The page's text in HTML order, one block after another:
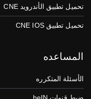
تحميل تطبيق الأندرويد CNE
تحميل تطبيق CNE IOS
المساعده
الأسئلة المتكرره